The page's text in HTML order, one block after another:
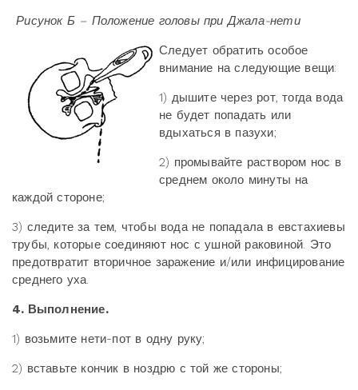
Рисунок Б – Положение головы при Джала-нети
Следует обратить особое
внимание на следующие вещи:
1) дышите через рот, тогда вода
не будет попадать или
вдыхаться в пазухи;
2) промывайте раствором нос в
среднем около минуты на
каждой стороне;
3) следите за тем, чтобы вода не попадала в евстахиевы
трубы, которые соединяют нос с ушной раковиной. Это
предотвратит вторичное заражение и/или инфицирование
среднего уха.
4. Выполнение.
1) возьмите нети-пот в одну руку;
2) вставьте кончик в ноздрю с той же стороны;